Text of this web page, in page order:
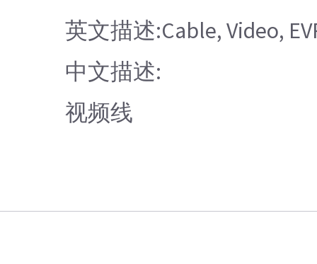
英文描述:Cable, Video,
中文描述:
视频线